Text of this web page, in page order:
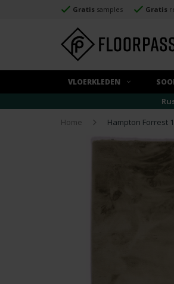
Gratis samples Gratis
VLOERKLEDEN
Home
Hampton Forrest